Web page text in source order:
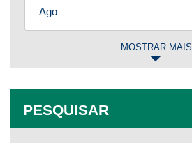
Ago
2025
Jan Fev Mar Abr Mai
Ago
Set Out
MOSTRAR MAIS
PESQUISAR